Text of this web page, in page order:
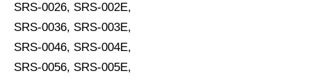
SRS-0026, SRS-002E,
SRS-0036, SRS-003E,
SRS-0046, SRS-004E,
SRS-0056, SRS-005E,